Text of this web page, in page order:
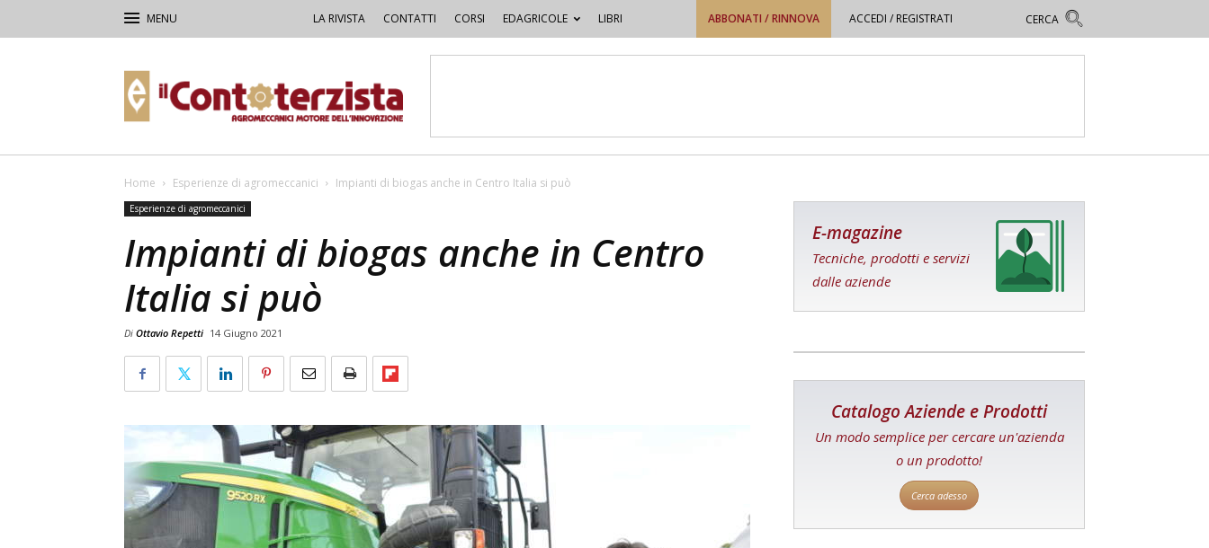
LA RIVISTA CONTATTI CORSI EDAGRICOLE LIBRI ABBONATI / RINNOVA ACCEDI / REGISTRATI
Contoterzista
Home Esperienze di agromeccanici Impianti di biogas anche in Centro Italia si può
Esperienze di agromeccanici
Impianti di biogas anche in Centro
Italia si può
Di Ottavio Repetti 14 Giugno 2021
E-magazine
Tecniche, prodotti e servizi
dalle aziende
Catalogo Aziende e Prodotti
Un modo semplice per cercare un'azienda
o un prodotto!
Cerca adesso